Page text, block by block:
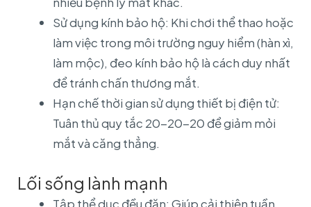
Sử dụng kính bảo hộ: Khi chơi thể thao hoặc
làm việc trong môi trường nguy hiểm (hàn xì,
làm mộc), đeo kính bảo hộ là cách duy nhất
để tránh chấn thương mắt.
Hạn chế thời gian sử dụng thiết bị điện tử:
Tuân thủ quy tắc 20-20-20 để giảm mỏi
mắt và căng thẳng.
Lối sống lành mạnh
Tập thể dục đều đặn: Giúp cải thiện tuần